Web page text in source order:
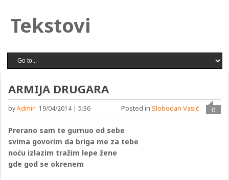
Tekstovi
ARMIJA DRUGARA
byAdmin 19/04/2014 | 5:36 0
Posted in Slobodan Vasić
Prerano sam te gurnuo od sebe
svima govorim da briga me za tebe
noću izlazim tražim lepe žene
gde god se okrenem